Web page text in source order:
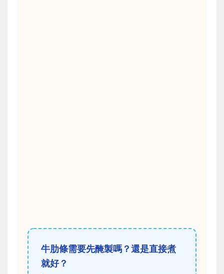
牛肋條需要先醃製嗎？還是直接煮
就好？